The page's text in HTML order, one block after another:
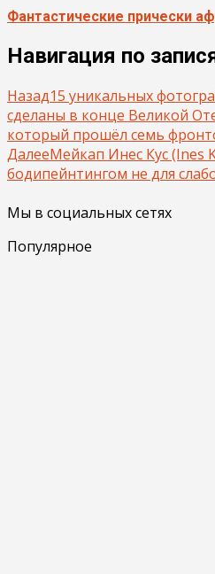
Фантастические прически
Навигация по
Назад15 уникальных
сделаны в конце Великой
который прошёл семь
ДалееМейкап Инес Кус (Ines
бодипейнтингом не для
Мы в социальных сетях
Популярное